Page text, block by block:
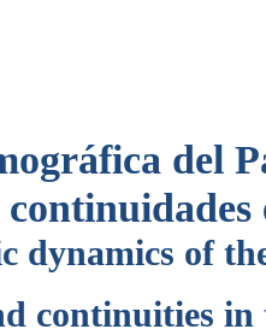
del
dynamics of
continuities in